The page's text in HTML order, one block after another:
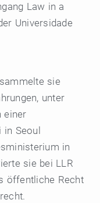
Law in a
Universidade
sie
unter
einer
Seoul
in
sie bei LLR
öffentliche Recht